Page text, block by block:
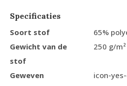
Specificaties
Soort stof
65%
Gewicht van de
stof
250 g/m²
Geweven
icon-